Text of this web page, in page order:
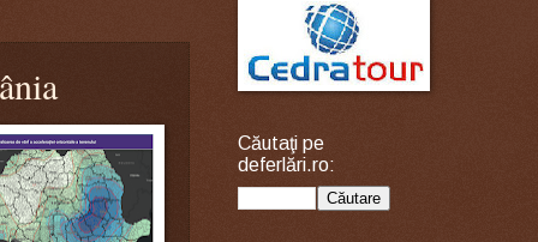
Căutaţi pe
deferlări.ro: